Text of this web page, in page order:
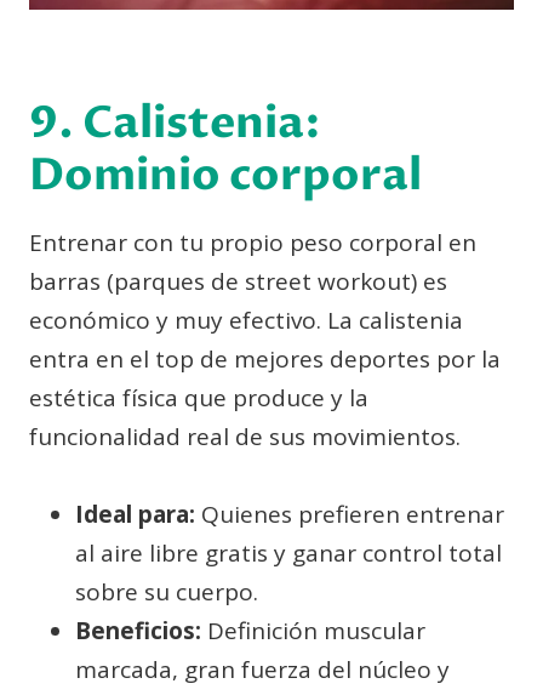
9. Calistenia:
Dominio corporal
Entrenar con tu propio peso corporal en
barras (parques de street workout) es
económico y muy efectivo. La calistenia
entra en el top de mejores deportes por la
estética física que produce y la
funcionalidad real de sus movimientos.
Ideal para: Quienes prefieren entrenar
al aire libre gratis y ganar control total
sobre su cuerpo.
Beneficios: Definición muscular
marcada, gran fuerza del núcleo y